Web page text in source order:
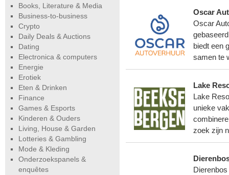
Oscar
Oscar
biedt een
samen te
Lake
Lake
unieke
zoek zijn
Books, Literature & Media
Business-to-business
Crypto
Daily Deals & Auctions
Dating
Electronica & computers
Energie
Erotiek
Eten & Drinken
Finance
Games & Esports
Kinderen & Ouders
Living, House & Garden
Lotteries & Gambling
Mode & Kleding
Onderzoekspanels &
enquêtes